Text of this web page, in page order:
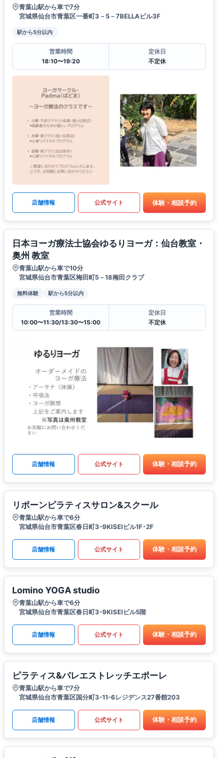
青葉山駅から車で7分
宮城県仙台市青葉区一番町3－5－7BELLAビル3F
駅から5分以内
営業時間
18:10〜19:20
定休日
不定休
店舗情報 公式サイト 体験・相談予約
日本ヨーガ療法士協会ゆるりヨーガ：仙台教室・
奥州 教室
青葉山駅から車で10分
宮城県仙台市青葉区梅田町5－18梅田クラブ
無料体験 駅から5分以内
営業時間
10:00〜11:30/13:30〜15:00
定休日
不定休
店舗情報 公式サイト 体験・相談予約
リボーンピラティスサロン&スクール
青葉山駅から車で6分
宮城県仙台市青葉区春日町3-9KISEIビル1F･2F
店舗情報 公式サイト 体験・相談予約
Lomino YOGA studio
青葉山駅から車で6分
宮城県仙台市青葉区春日町3-9KISEIビル5階
店舗情報 公式サイト 体験・相談予約
ピラティス&バレエストレッチエポーレ
青葉山駅から車で7分
宮城県仙台市青葉区国分町3-11-6レジデンス27番館203
店舗情報 公式サイト 体験・相談予約